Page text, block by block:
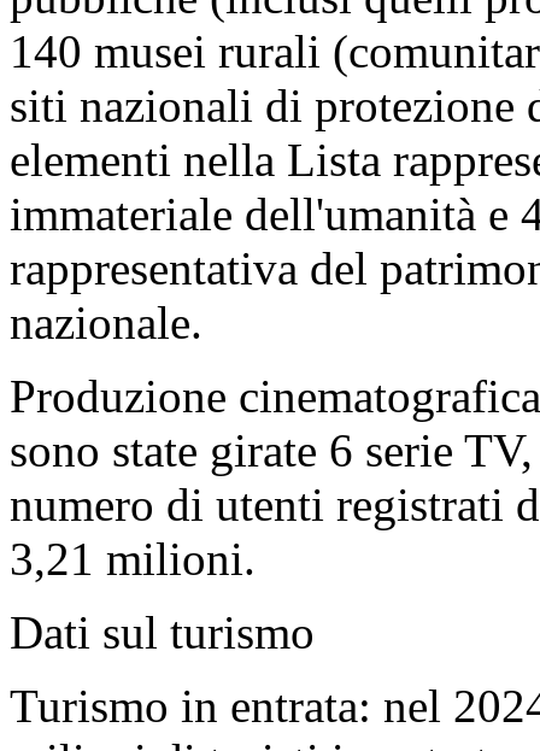
140 musei rurali
siti nazionali di protezione
elementi nella Lista
immateriale dell'umanità e
rappresentativa del
nazionale.
Produzione
sono state girate 6 serie
numero di utenti registrati
3,21 milioni.
Dati sul turismo
Turismo in entrata: nel